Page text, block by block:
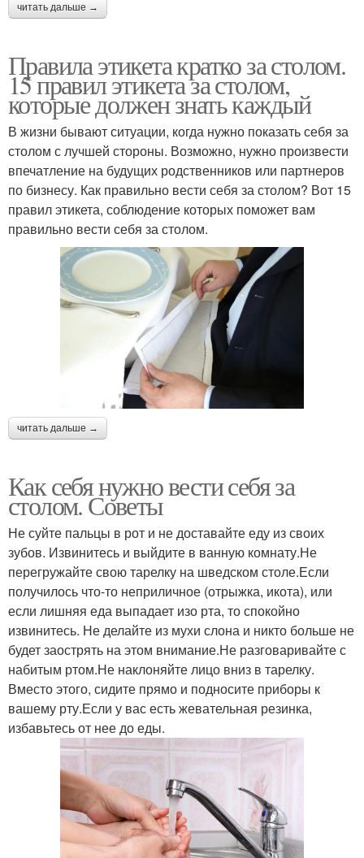
читать дальше →
Правила этикета кратко за столом.
15 правил этикета за столом,
которые должен знать каждый
В жизни бывают ситуации, когда нужно показать себя за
столом с лучшей стороны. Возможно, нужно произвести
впечатление на будущих родственников или партнеров
по бизнесу. Как правильно вести себя за столом? Вот 15
правил этикета, соблюдение которых поможет вам
правильно вести себя за столом.
читать дальше →
Как себя нужно вести себя за
столом. Советы
Не суйте пальцы в рот и не доставайте еду из своих
зубов. Извинитесь и выйдите в ванную комнату.Не
перегружайте свою тарелку на шведском столе.Если
получилось что-то неприличное (отрыжка, икота), или
если лишняя еда выпадает изо рта, то спокойно
извинитесь. Не делайте из мухи слона и никто больше не
будет заострять на этом внимание.Не разговаривайте с
набитым ртом.Не наклоняйте лицо вниз в тарелку.
Вместо этого, сидите прямо и подносите приборы к
вашему рту.Если у вас есть жевательная резинка,
избавьтесь от нее до еды.